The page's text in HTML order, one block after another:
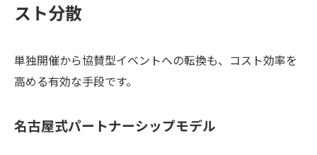
スト分散
単独開催から協賛型イベントへの転換も、コスト効率を
高める有効な手段です。
名古屋式パートナーシップモデル